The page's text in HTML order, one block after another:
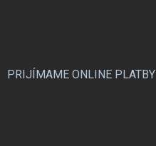
PRIJÍMAME ONLINE PLATBY